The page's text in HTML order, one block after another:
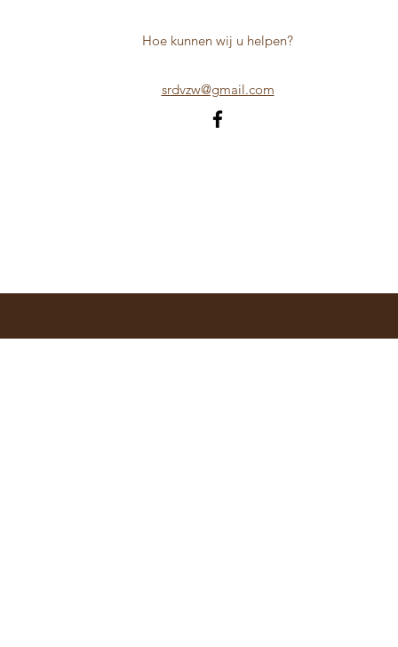
Hoe kunnen wij u helpen?
srdvzw@gmail.com